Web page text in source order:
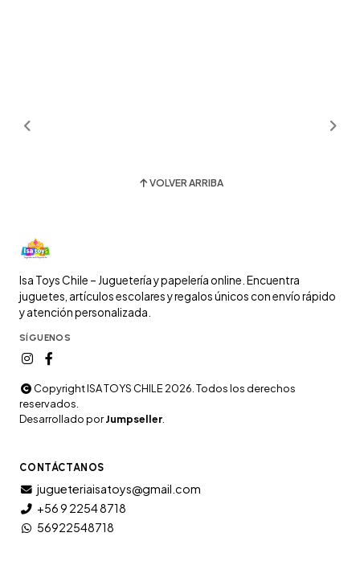
VOLVER ARRIBA
Isa Toys Chile – Juguetería y papelería online. Encuentra
juguetes, artículos escolares y regalos únicos con envío rápido
y atención personalizada.
SÍGUENOS
Copyright ISA TOYS CHILE 2026. Todos los derechos
reservados.
Desarrollado porJumpseller.
CONTÁCTANOS
jugueteriaisatoys@gmail.com
+56 9 2254 8718
56922548718